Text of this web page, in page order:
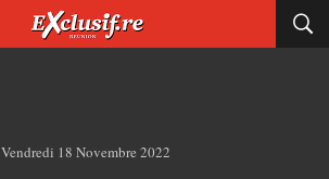
Vendredi 18 Novembre 2022